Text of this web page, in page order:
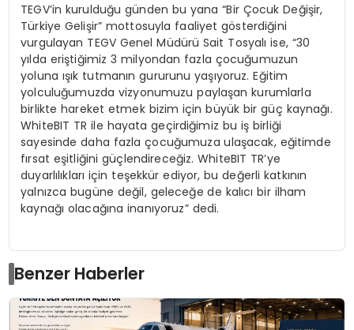
TEGV’in kurulduğu günden bu yana “Bir Çocuk Değişir,
Türkiye Gelişir” mottosuyla faaliyet gösterdiğini
vurgulayan TEGV Genel Müdürü Sait Tosyalı ise, “30
yılda eriştiğimiz 3 milyondan fazla çocuğumuzun
yoluna ışık tutmanın gururunu yaşıyoruz. Eğitim
yolculuğumuzda vizyonumuzu paylaşan kurumlarla
birlikte hareket etmek bizim için büyük bir güç kaynağı.
WhiteBIT TR ile hayata geçirdiğimiz bu iş birliği
sayesinde daha fazla çocuğumuza ulaşacak, eğitimde
fırsat eşitliğini güçlendireceğiz. WhiteBIT TR’ye
duyarlılıkları için teşekkür ediyor, bu değerli katkının
yalnızca bugüne değil, geleceğe de kalıcı bir ilham
kaynağı olacağına inanıyoruz” dedi.
Benzer Haberler